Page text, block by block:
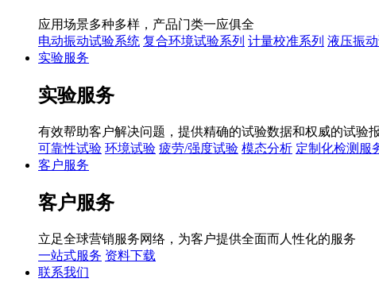
应用场景多种多样，产品门类一应俱全
电动振动试验系统 复合环境试验系列 计量校准系列 液压振
实验服务
实验服务
有效帮助客户解决问题，提供精确的试验数据和权威的试验
可靠性试验 环境试验 疲劳/强度试验 模态分析 定制化检测服
客户服务
客户服务
立足全球营销服务网络，为客户提供全面而人性化的服务
一站式服务 资料下载
联系我们